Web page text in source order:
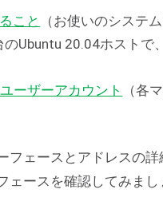
こと
（お使いのシステム
Ubuntu 20.04ホストで、
ーザーアカウント （各
ェースとアドレスの詳
ースを確認してみまし